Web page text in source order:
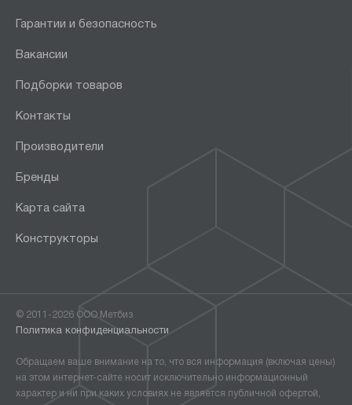
Гарантии и безопасность
Вакансии
Подборки товаров
Контакты
Производители
Бренды
Карта сайта
Конструкторы
© 2011-2026 ООО Метбиз
Политика конфиденциальности
Обращаем ваше внимание на то, что вся информация (включая цены)
на этом интернет-сайте носит исключительно информационный
характер и ни при каких условиях не является публичной офертой,